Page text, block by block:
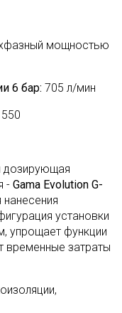
мощностью
6 бар: 705 л/мин
дозирующая
- Gama Evolution G-
установки
упрощает функции
временные затраты